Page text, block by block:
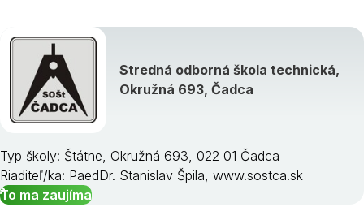
Stredná odborná škola technická,
Okružná 693, Čadca
Typ školy: Štátne, Okružná 693, 022 01 Čadca
Riaditeľ/ka: PaedDr. Stanislav Špila, www.sostca.sk
To ma zaujíma